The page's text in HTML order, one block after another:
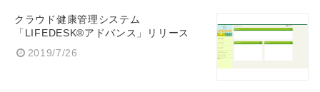
クラウド健康管理システム
「LIFEDESK®アドバンス」リリース
2019/7/26